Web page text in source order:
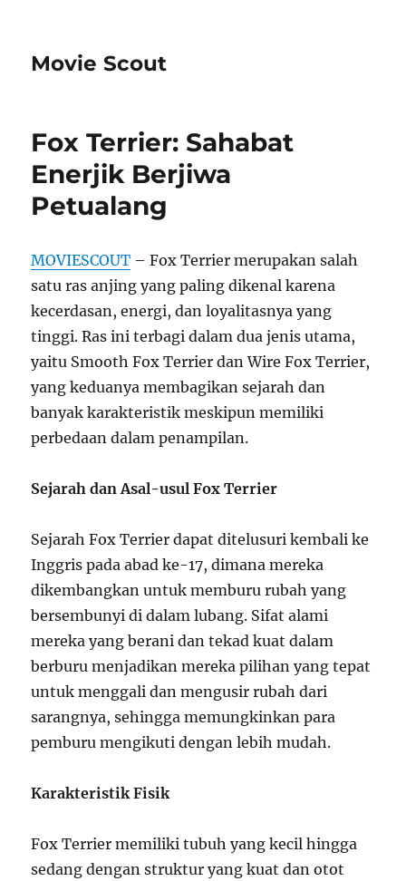
Movie Scout
Fox Terrier: Sahabat
Enerjik Berjiwa
Petualang
MOVIESCOUT – Fox Terrier merupakan salah
satu ras anjing yang paling dikenal karena
kecerdasan, energi, dan loyalitasnya yang
tinggi. Ras ini terbagi dalam dua jenis utama,
yaitu Smooth Fox Terrier dan Wire Fox Terrier,
yang keduanya membagikan sejarah dan
banyak karakteristik meskipun memiliki
perbedaan dalam penampilan.
Sejarah dan Asal-usul Fox Terrier
Sejarah Fox Terrier dapat ditelusuri kembali ke
Inggris pada abad ke-17, dimana mereka
dikembangkan untuk memburu rubah yang
bersembunyi di dalam lubang. Sifat alami
mereka yang berani dan tekad kuat dalam
berburu menjadikan mereka pilihan yang tepat
untuk menggali dan mengusir rubah dari
sarangnya, sehingga memungkinkan para
pemburu mengikuti dengan lebih mudah.
Karakteristik Fisik
Fox Terrier memiliki tubuh yang kecil hingga
sedang dengan struktur yang kuat dan otot